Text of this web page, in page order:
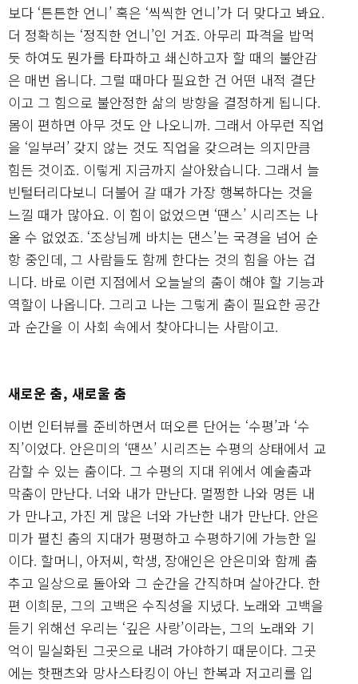
보다 ‘튼튼한 언니’ 혹은 ‘씩씩한 언니’가 더 맞다고 봐요.
더 정확히는 ‘정직한 언니’인 거죠. 아무리 파격을 밥먹
듯 하여도 뭔가를 타파하고 쇄신하고자 할 때의 불안감
은 매번 옵니다. 그럴 때마다 필요한 건 어떤 내적 결단
이고 그 힘으로 불안정한 삶의 방향을 결정하게 됩니다.
몸이 편하면 아무 것도 안 나오니까. 그래서 아무런 직업
을 ‘일부러’ 갖지 않는 것도 직업을 갖으려는 의지만큼
힘든 것이죠. 이렇게 지금까지 살아왔습니다. 그래서 늘
빈털터리다보니 더불어 갈 때가 가장 행복하다는 것을
느낄 때가 많아요. 이 힘이 없었으면 ‘땐스’ 시리즈는 나
올 수 없었죠. ‘조상님께 바치는 댄스’는 국경을 넘어 순
항 중인데, 그 사람들도 함께 한다는 것의 힘을 아는 겁
니다. 바로 이런 지점에서 오늘날의 춤이 해야 할 기능과
역할이 나옵니다. 그리고 나는 그렇게 춤이 필요한 공간
과 순간을 이 사회 속에서 찾아다니는 사람이고.
새로운 춤, 새로울 춤
이번 인터뷰를 준비하면서 떠오른 단어는 ‘수평’과 ‘수
직’이었다. 안은미의 ‘땐쓰’ 시리즈는 수평의 상태에서 교
감할 수 있는 춤이다. 그 수평의 지대 위에서 예술춤과
막춤이 만난다. 너와 내가 만난다. 멀쩡한 나와 멍든 내
가 만나고, 가진 게 많은 너와 가난한 내가 만난다. 안은
미가 펼친 춤의 지대가 평평하고 수평하기에 가능한 일
이다. 할머니, 아저씨, 학생, 장애인은 안은미와 함께 춤
추고 일상으로 돌아와 그 순간을 간직하며 살아간다. 한
편 이희문, 그의 고백은 수직성을 지녔다. 노래와 고백을
듣기 위해선 우리는 ‘깊은 사랑’이라는, 그의 노래와 기
억이 밀실화된 그곳으로 내려 가야하기 때문이다. 그곳
에는 핫팬츠와 망사스타킹이 아닌 한복과 저고리를 입